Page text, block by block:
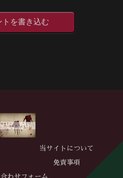
トを書き込む
当サイトについて
免責事項
わせフォーム